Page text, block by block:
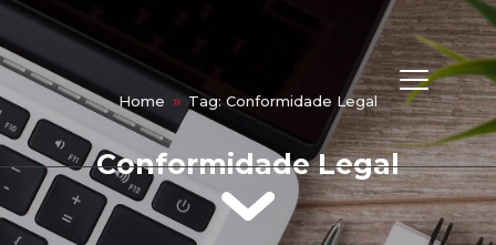
Home 9 Tag: Conformidade Legal
Conformidade Legal